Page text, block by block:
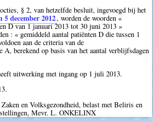
§ 2, van hetzelfde besluit, ingevoegd bij het
december 2012, worden de woorden «
D van 1 januari 2013 tot 30 juni 2013 »
: « gemiddeld aantal patiënten D die tussen 1
aan de criteria van de
A, berekend op basis van het aantal verblijfsdagen
uitwerking met ingang op 1 juli 2013.
en Volksgezondheid, belast met Beliris en
Mevr. L. ONKELINX